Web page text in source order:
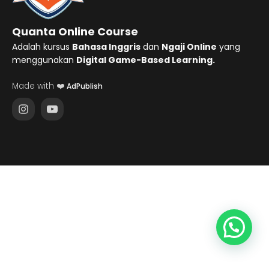
Quanta Online Course
Adalah kursus Bahasa Inggris dan Ngaji Online yang
menggunakan Digital Game-Based Learning.
Made with ❤️ AdPublish